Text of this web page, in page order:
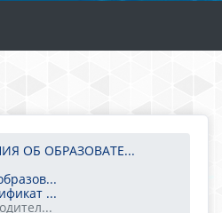
ОБ ОБРАЗОВАТЕ...
...